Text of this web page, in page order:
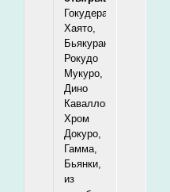
Гокудера
Хаято,
Бьякуран,
Рокудо
Мукуро,
Дино
Каваллоне,
Хром
Докуро,
Гамма,
Бьянки,
из